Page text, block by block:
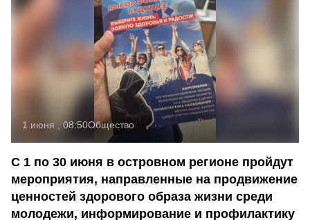
1 июня , 08:50Общество
С 1 по 30 июня в островном регионе пройдут
мероприятия, направленные на продвижение
ценностей здорового образа жизни среди
молодежи, информирование и профилактику